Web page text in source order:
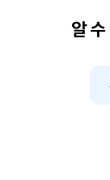
알